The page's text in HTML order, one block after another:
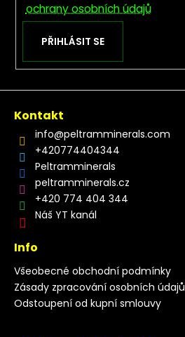
ochrany osobních údajů
PŘIHLÁSIT SE
Kontakt
info@peltramminerals.com
+420774404344
Peltramminerals
peltramminerals.cz
+420 774 404 344
Náš YT kanál
Info
Všeobecné obchodní podmínky
Zásady zpracování osobních údajů
Odstoupení od kupní smlouvy